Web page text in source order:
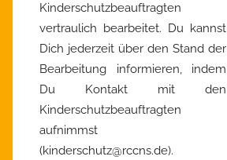
Kinderschutzbeauftragten
vertraulich bearbeitet. Du kannst
Dich jederzeit über den Stand der
Bearbeitung informieren, indem
Du Kontakt mit den
Kinderschutzbeauftragten
aufnimmst
(kinderschutz@rccns.de).